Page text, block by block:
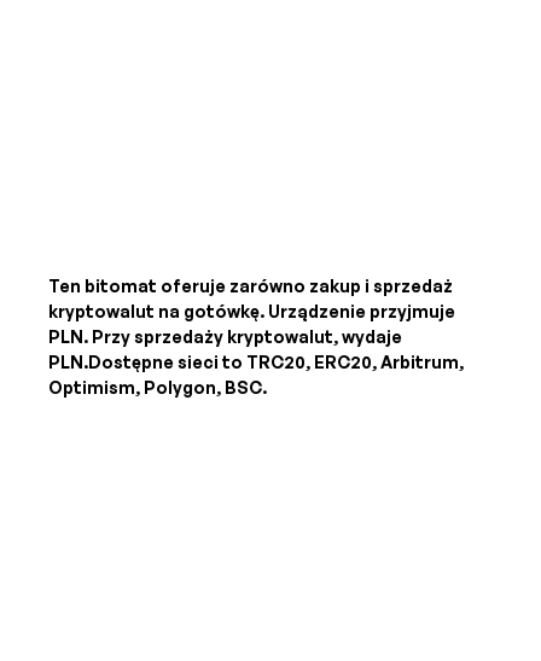
Ten bitomat oferuje zarówno zakup i sprzedaż
kryptowalut na gotówkę. Urządzenie przyjmuje
PLN. Przy sprzedaży kryptowalut, wydaje
PLN.Dostępne sieci to TRC20, ERC20, Arbitrum,
Optimism, Polygon, BSC.